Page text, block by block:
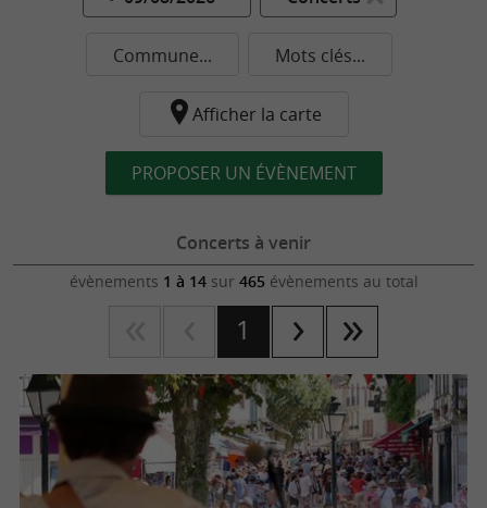
Commune... Mots clés...
Afficher la carte
PROPOSER UN ÉVÈNEMENT
Concerts à venir
évènements 1 à 14sur 465 évènements au total
1